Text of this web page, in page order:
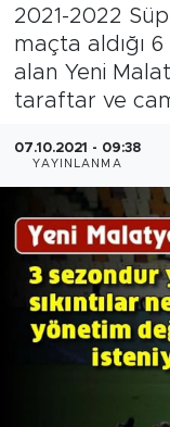
2021-2022
maçta aldığı
alan Yeni
taraftar ve
07.10.2021 - 09:38
YAYINLANMA
Güncel
Kültür
İş İlanları
Dünya
Spor
Yazıhan